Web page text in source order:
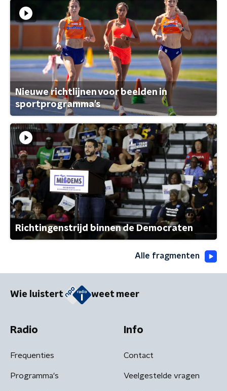
Nieuwe richtlijnen voor beelden in
sportprogramma's
Richtingenstrijd binnen de Democraten
Alle fragmenten
Wie luistert weet meer
Radio
Frequenties
Programma's
Info
Contact
Veelgestelde vragen